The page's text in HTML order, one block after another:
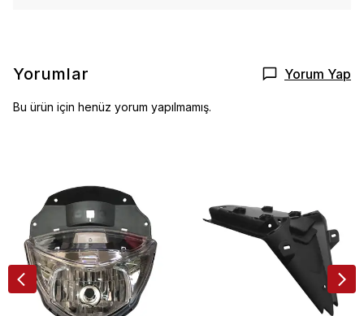
Yorumlar Yorum Yap
Bu ürün için henüz yorum yapılmamış.